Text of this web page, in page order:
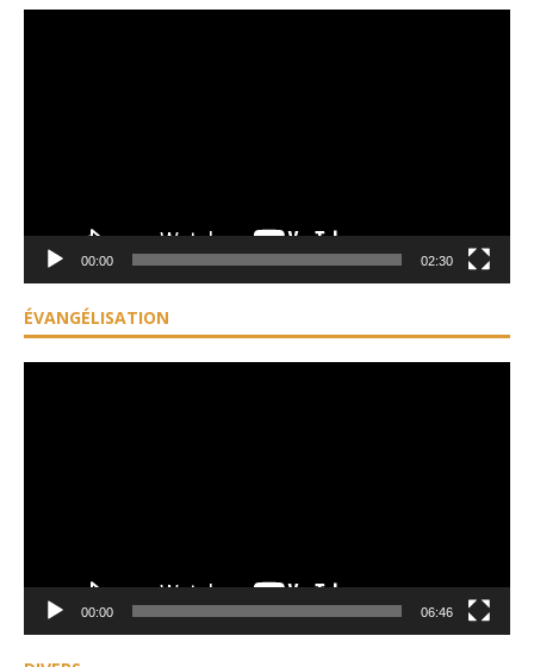
00:00 02:30
ÉVANGÉLISATION
00:00 06:46